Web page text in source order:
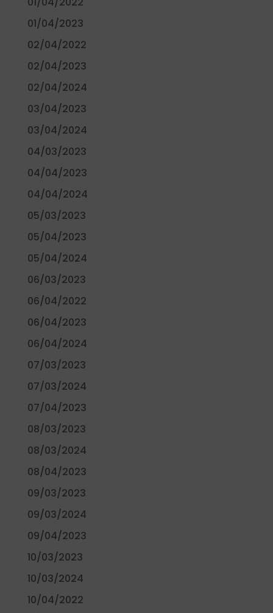
01/04/2023
02/04/2022
02/04/2023
02/04/2024
03/04/2023
03/04/2024
04/03/2023
04/04/2023
04/04/2024
05/03/2023
05/04/2023
05/04/2024
06/03/2023
06/04/2022
06/04/2023
06/04/2024
07/03/2023
07/03/2024
07/04/2023
08/03/2023
08/03/2024
08/04/2023
09/03/2023
09/03/2024
09/04/2023
10/03/2023
10/03/2024
10/04/2022